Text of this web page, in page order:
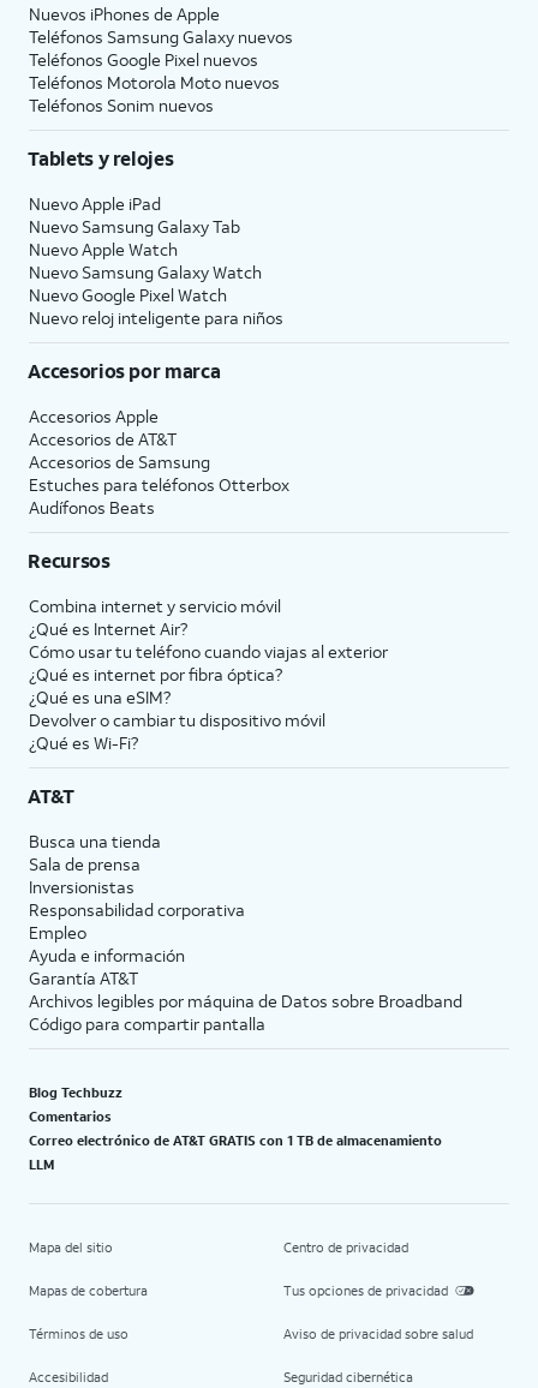
Nuevos iPhones de Apple
Teléfonos Samsung Galaxy nuevos
Teléfonos Google Pixel nuevos
Teléfonos Motorola Moto nuevos
Teléfonos Sonim nuevos
Tablets y relojes
Nuevo Apple iPad
Nuevo Samsung Galaxy Tab
Nuevo Apple Watch
Nuevo Samsung Galaxy Watch
Nuevo Google Pixel Watch
Nuevo reloj inteligente para niños
Accesorios por marca
Accesorios Apple
Accesorios de AT&T
Accesorios de Samsung
Estuches para teléfonos Otterbox
Audífonos Beats
Recursos
Combina internet y servicio móvil
¿Qué es Internet Air?
Cómo usar tu teléfono cuando viajas al exterior
¿Qué es internet por fibra óptica?
¿Qué es una eSIM?
Devolver o cambiar tu dispositivo móvil
¿Qué es Wi-Fi?
AT&T
Busca una tienda
Sala de prensa
Inversionistas
Responsabilidad corporativa
Empleo
Ayuda e información
Garantía AT&T
Archivos legibles por máquina de Datos sobre Broadband
Código para compartir pantalla
Blog Techbuzz
Comentarios
Correo electrónico de AT&T GRATIS con 1 TB de almacenamiento
LLM
Mapa del sitio
Mapas de cobertura
Términos de uso
Accesibilidad
Centro de privacidad
Tus opciones de privacidad
Aviso de privacidad sobre salud
Seguridad cibernética